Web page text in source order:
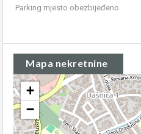
Parking mjesto obezbijeđeno
Mapa nekretnine
+
−